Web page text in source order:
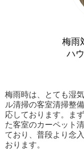
梅雨
ハ
梅雨時は、とても湿
ル清掃の客室清掃整
応しております。ま
た客室のカーペット
ており、普段より念
おります。